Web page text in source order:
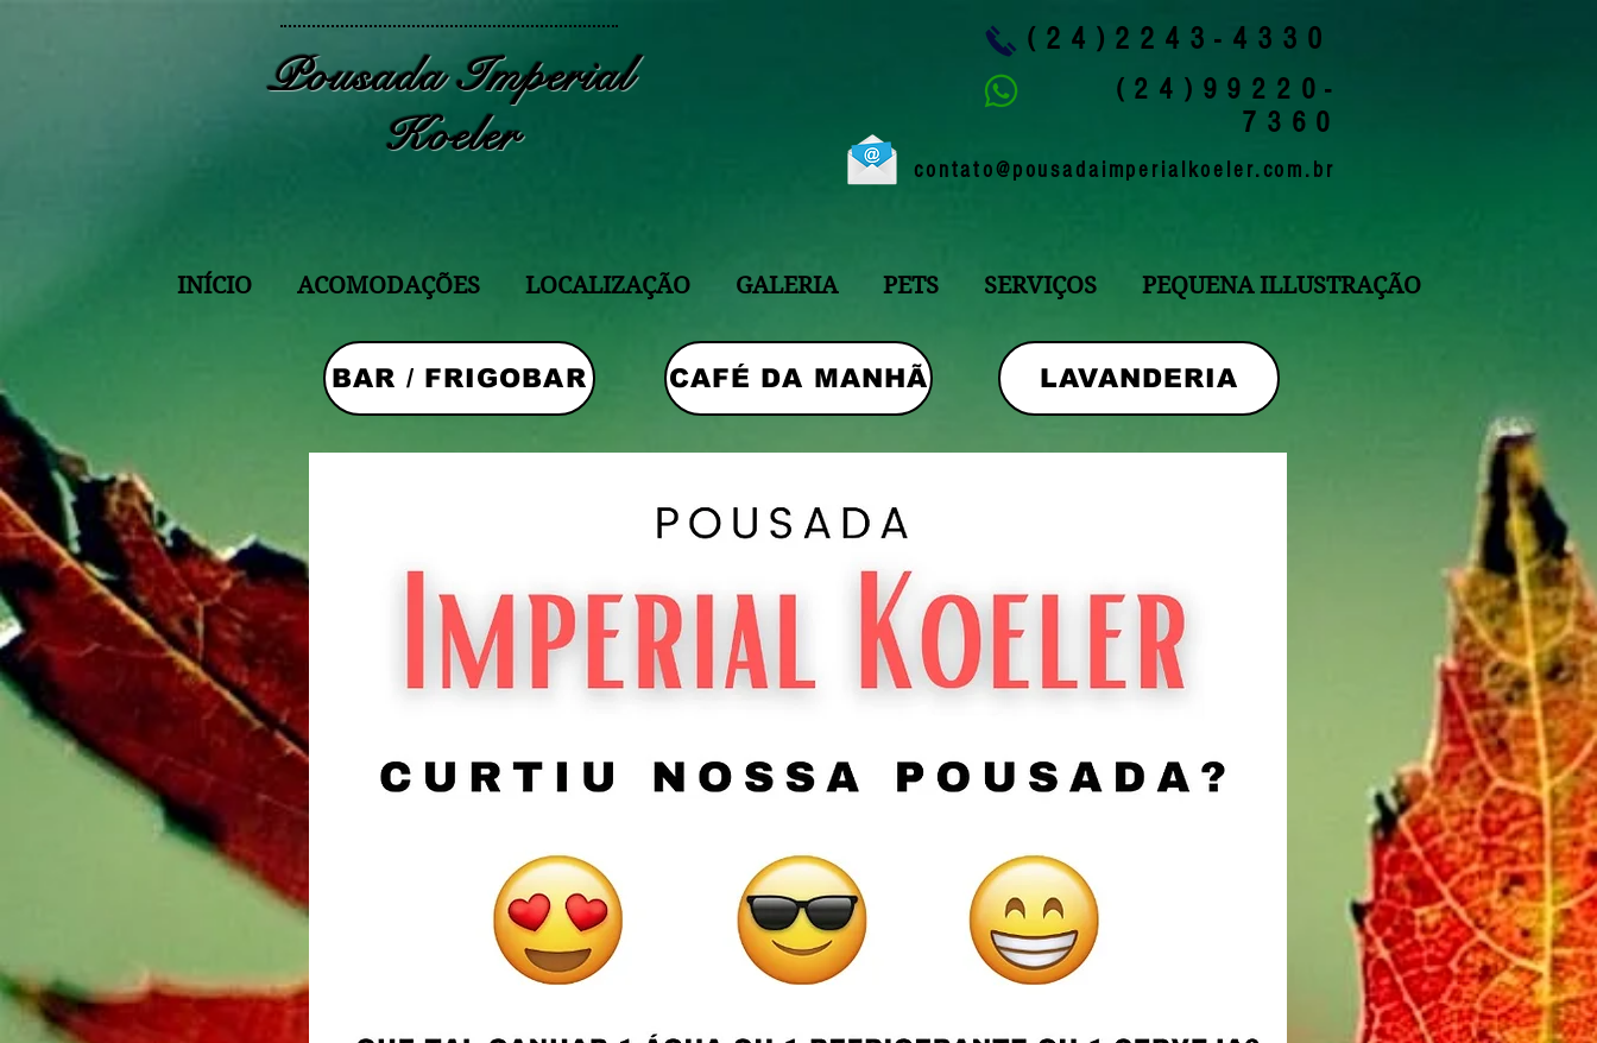
Pousada Imperial
Koeler
(24)2243-4330
(24)99220-
7360
contato@pousadaimperialkoeler.com.br
INÍCIO ACOMODAÇÕES LOCALIZAÇÃO GALERIA PETS SERVIÇOS PEQUENA ILLUSTRAÇÃO
BAR / FRIGOBAR CAFÉ DA MANHÃ LAVANDERIA